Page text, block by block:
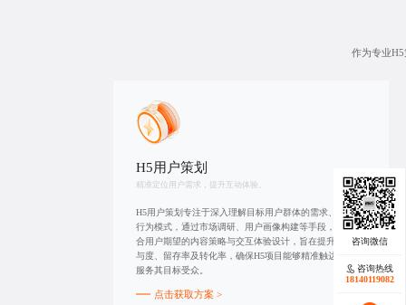
作为专业
H5用户策划
精准定位用户需求，提升互动体验。
H5用户策划专注于深入理解目标用户群体的需求、偏好及
行为模式，通过市场调研、用户画像构建等手段，制定符
合用户期望的内容策略与交互体验设计，旨在提升用户参
与度、留存率及转化率，确保H5项目能够精准触达并有效
服务其目标受众。
点击获取方案 >
咨询热线
18140119082